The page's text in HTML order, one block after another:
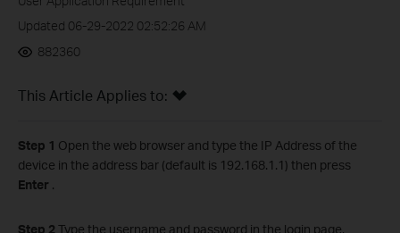
Updated 06-29-2022 02:52:26 AM
882360
This Article Applies to:
Step 1 Open the web browser and type the IP Address of the
device in the address bar (default is 192.168.1.1) then press
Enter .
Step 2 Type the username and password in the login page,